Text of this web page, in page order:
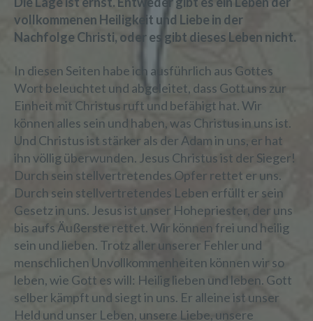
vollkommenen Heiligkeit und Liebe in der
Nachfolge Christi, oder es gibt dieses Leben nicht.
In diesen Seiten habe ich ausführlich aus Gottes
Wort beleuchtet und abgeleitet, dass Gott uns zur
Einheit mit Christus ruft und befähigt hat. Wir
können alles sein und haben, was Christus in uns ist.
Und Christus ist stärker als der Adam in uns, er hat
ihn völlig überwunden. Jesus Christus ist der Sieger!
Durch sein stellvertretendes Opfer rettet er uns.
Durch sein stellvertretendes Leben erfüllt er sein
Gesetz in uns. Jesus ist unser Hohepriester, der uns
bis aufs Äußerste rettet. Wir können frei und heilig
sein und lieben. Trotz aller unserer Fehler und
menschlichen Unvollkommenheiten können wir so
leben, wie Gott es will: Heilig lieben und leben. Gott
selber kämpft und siegt in uns. Er alleine ist unser
Held und unser Leben, unsere Liebe, unsere